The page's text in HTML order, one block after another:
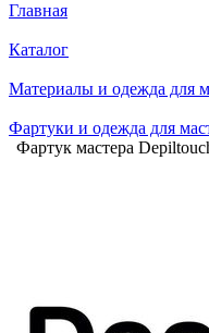
Главная
Каталог
Материалы и одежда для
Фартуки и одежда для
Фартук мастера